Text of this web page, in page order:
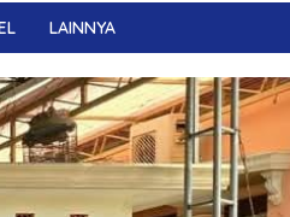
LAINNYA